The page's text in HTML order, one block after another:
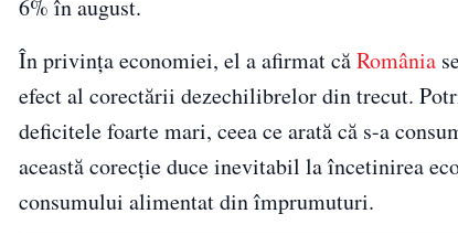
6% în august.
În privința economiei, el a afirmat căRomânia
efect al corectării dezechilibrelor din trecut.
deficitele foarte mari, ceea ce arată că s-a
această corecție duce inevitabil la încetinirea
consumului alimentat din împrumuturi.